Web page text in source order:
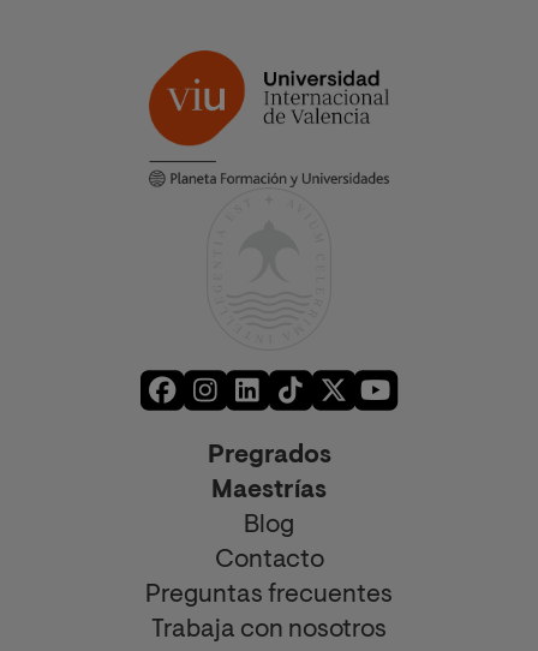
Pregrados
Maestrías
Blog
Contacto
Preguntas frecuentes
Trabaja con nosotros